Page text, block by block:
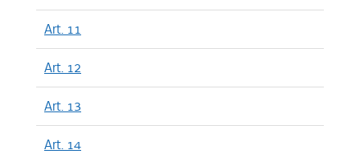
Art. 11
Art. 12
Art. 13
Art. 14